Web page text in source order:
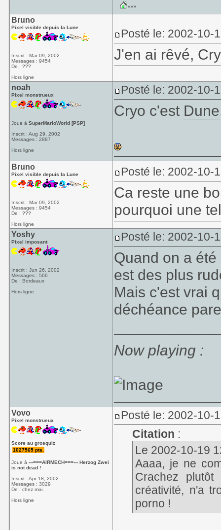
Bruno
Pixel visible depuis la Lune
Inscrit : Mar 09, 2002
Messages : 9454
De : ???
Hors ligne
Posté le: 2002-10-
J'en ai rêvé,
noah
Pixel monstrueux
Joue àSuperMarioWorld [PSP]
Inscrit : Aug 29, 2002
Messages : 2887
Hors ligne
Posté le: 2002-10-
Cryo c'est Dune
Bruno
Pixel visible depuis la Lune
Inscrit : Mar 09, 2002
Messages : 9454
De : ???
Hors ligne
Posté le: 2002-10-
Ca reste une
pourquoi une
Yoshy
Pixel imposant
Inscrit : Jun 26, 2002
Messages : 566
De : Bordeaux
Hors ligne
Posté le: 2002-10-
Quand on a
est des plus
Mais c'est vrai
déchéance
Now playing :
Vovo
Pixel monstrueux
Score au grosquiz
1027565 pts.
Joue à---===AIRMECH===--- Herzog Zwei
is not dead !
Inscrit : Apr 18, 2002
Messages : 3029
De : chez moi.
Hors ligne
Posté le: 2002-10-
Citation :
Le 2002-10-19
Aaaa, je ne
Crachez
créativité, n'a
porno !